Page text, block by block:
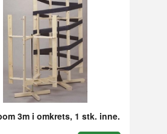
3m i omkrets, 1 stk. inne.